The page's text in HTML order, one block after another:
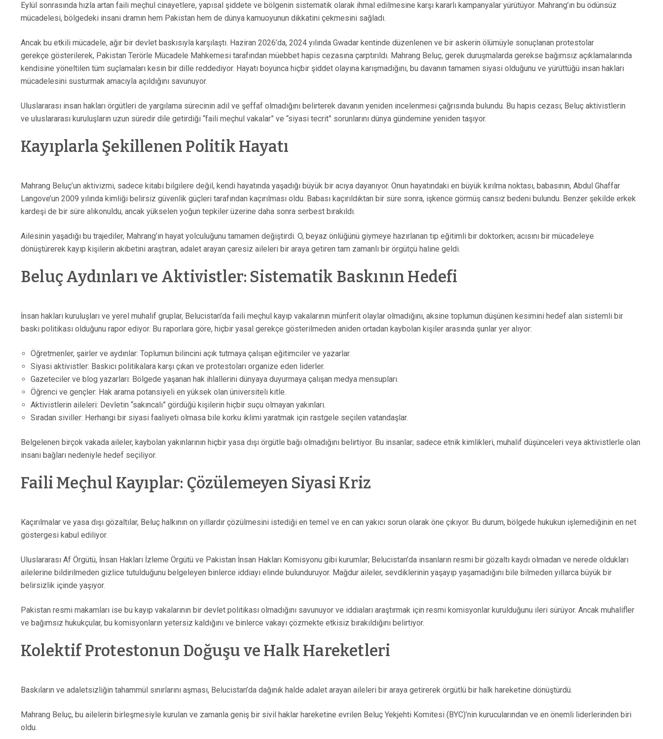
Eylül sonrasında hızla artan faili meçhul cinayetlere, yapısal şiddete ve bölgenin sistematik olarak ihmal edilmesine karşı kararlı kampanyalar yürütüyor. Mahrang’ın bu ödünsüz
mücadelesi, bölgedeki insani dramın hem Pakistan hem de dünya kamuoyunun dikkatini çekmesini sağladı.
Ancak bu etkili mücadele, ağır bir devlet baskısıyla karşılaştı. Haziran 2026’da, 2024 yılında Gwadar kentinde düzenlenen ve bir askerin ölümüyle sonuçlanan protestolar
gerekçe gösterilerek, Pakistan Terörle Mücadele Mahkemesi tarafından müebbet hapis cezasına çarptırıldı. Mahrang Beluç, gerek duruşmalarda gerekse bağımsız açıklamalarında
kendisine yöneltilen tüm suçlamaları kesin bir dille reddediyor. Hayatı boyunca hiçbir şiddet olayına karışmadığını, bu davanın tamamen siyasi olduğunu ve yürüttüğü insan hakları
mücadelesini susturmak amacıyla açıldığını savunuyor.
Uluslararası insan hakları örgütleri de yargılama sürecinin adil ve şeffaf olmadığını belirterek davanın yeniden incelenmesi çağrısında bulundu. Bu hapis cezası; Beluç aktivistlerin
ve uluslararası kuruluşların uzun süredir dile getirdiği “faili meçhul vakalar” ve “siyasi tecrit” sorunlarını dünya gündemine yeniden taşıyor.
Kayıplarla Şekillenen Politik Hayatı
Mahrang Beluç’un aktivizmi, sadece kitabi bilgilere değil, kendi hayatında yaşadığı büyük bir acıya dayanıyor. Onun hayatındaki en büyük kırılma noktası, babasının, Abdul Ghaffar
Langove’un 2009 yılında kimliği belirsiz güvenlik güçleri tarafından kaçırılması oldu. Babası kaçırıldıktan bir süre sonra, işkence görmüş cansız bedeni bulundu. Benzer şekilde erkek
kardeşi de bir süre alıkonuldu, ancak yükselen yoğun tepkiler üzerine daha sonra serbest bırakıldı.
Ailesinin yaşadığı bu trajediler, Mahrang’ın hayat yolculuğunu tamamen değiştirdi. O, beyaz önlüğünü giymeye hazırlanan tıp eğitimli bir doktorken; acısını bir mücadeleye
dönüştürerek kayıp kişilerin akıbetini araştıran, adalet arayan çaresiz aileleri bir araya getiren tam zamanlı bir örgütçü haline geldi.
Beluç Aydınları ve Aktivistler: Sistematik Baskının Hedefi
İnsan hakları kuruluşları ve yerel muhalif gruplar, Belucistan’da faili meçhul kayıp vakalarının münferit olaylar olmadığını, aksine toplumun düşünen kesimini hedef alan sistemli bir
baskı politikası olduğunu rapor ediyor. Bu raporlara göre, hiçbir yasal gerekçe gösterilmeden aniden ortadan kaybolan kişiler arasında şunlar yer alıyor:
Öğretmenler, şairler ve aydınlar: Toplumun bilincini açık tutmaya çalışan eğitimciler ve yazarlar.
Siyasi aktivistler: Baskıcı politikalara karşı çıkan ve protestoları organize eden liderler.
Gazeteciler ve blog yazarları: Bölgede yaşanan hak ihlallerini dünyaya duyurmaya çalışan medya mensupları.
Öğrenci ve gençler: Hak arama potansiyeli en yüksek olan üniversiteli kitle.
Aktivistlerin aileleri: Devletin “sakıncalı” gördüğü kişilerin hiçbir suçu olmayan yakınları.
Sıradan siviller: Herhangi bir siyasi faaliyeti olmasa bile korku iklimi yaratmak için rastgele seçilen vatandaşlar.
Belgelenen birçok vakada aileler, kaybolan yakınlarının hiçbir yasa dışı örgütle bağı olmadığını belirtiyor. Bu insanlar; sadece etnik kimlikleri, muhalif düşünceleri veya aktivistlerle olan
insani bağları nedeniyle hedef seçiliyor.
Faili Meçhul Kayıplar: Çözülemeyen Siyasi Kriz
Kaçırılmalar ve yasa dışı gözaltılar, Beluç halkının on yıllardır çözülmesini istediği en temel ve en can yakıcı sorun olarak öne çıkıyor. Bu durum, bölgede hukukun işlemediğinin en net
göstergesi kabul ediliyor.
Uluslararası Af Örgütü, İnsan Hakları İzleme Örgütü ve Pakistan İnsan Hakları Komisyonu gibi kurumlar; Belucistan’da insanların resmi bir gözaltı kaydı olmadan ve nerede oldukları
ailelerine bildirilmeden gizlice tutulduğunu belgeleyen binlerce iddiayı elinde bulunduruyor. Mağdur aileler, sevdiklerinin yaşayıp yaşamadığını bile bilmeden yıllarca büyük bir
belirsizlik içinde yaşıyor.
Pakistan resmi makamları ise bu kayıp vakalarının bir devlet politikası olmadığını savunuyor ve iddiaları araştırmak için resmi komisyonlar kurulduğunu ileri sürüyor. Ancak muhalifler
ve bağımsız hukukçular, bu komisyonların yetersiz kaldığını ve binlerce vakayı çözmekte etkisiz bırakıldığını belirtiyor.
Kolektif Protestonun Doğuşu ve Halk Hareketleri
Baskıların ve adaletsizliğin tahammül sınırlarını aşması, Belucistan’da dağınık halde adalet arayan aileleri bir araya getirerek örgütlü bir halk hareketine dönüştürdü.
Mahrang Beluç, bu ailelerin birleşmesiyle kurulan ve zamanla geniş bir sivil haklar hareketine evrilen Beluç Yekjehti Komitesi (BYC)’nin kurucularından ve en önemli liderlerinden biri
oldu.